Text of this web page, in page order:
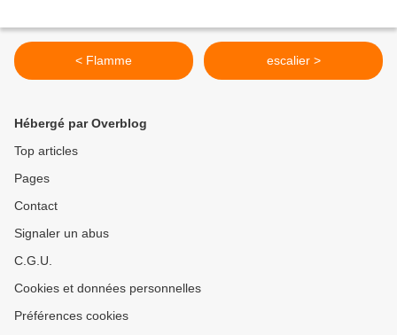
< Flamme escalier >
Hébergé par Overblog
Top articles
Pages
Contact
Signaler un abus
C.G.U.
Cookies et données personnelles
Préférences cookies